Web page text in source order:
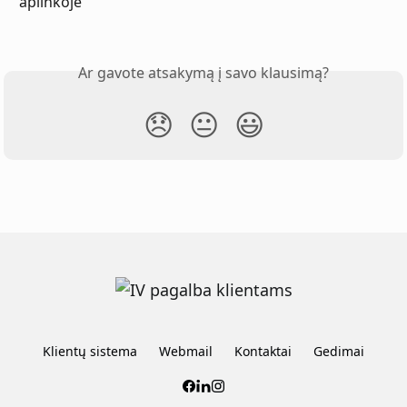
Ar gavote atsakymą į savo klausimą?
😞 😐 😃
Klientų sistema Webmail Kontaktai Gedimai